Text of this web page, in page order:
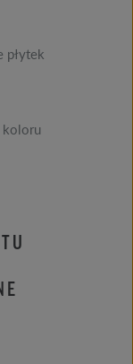
płytek
koloru